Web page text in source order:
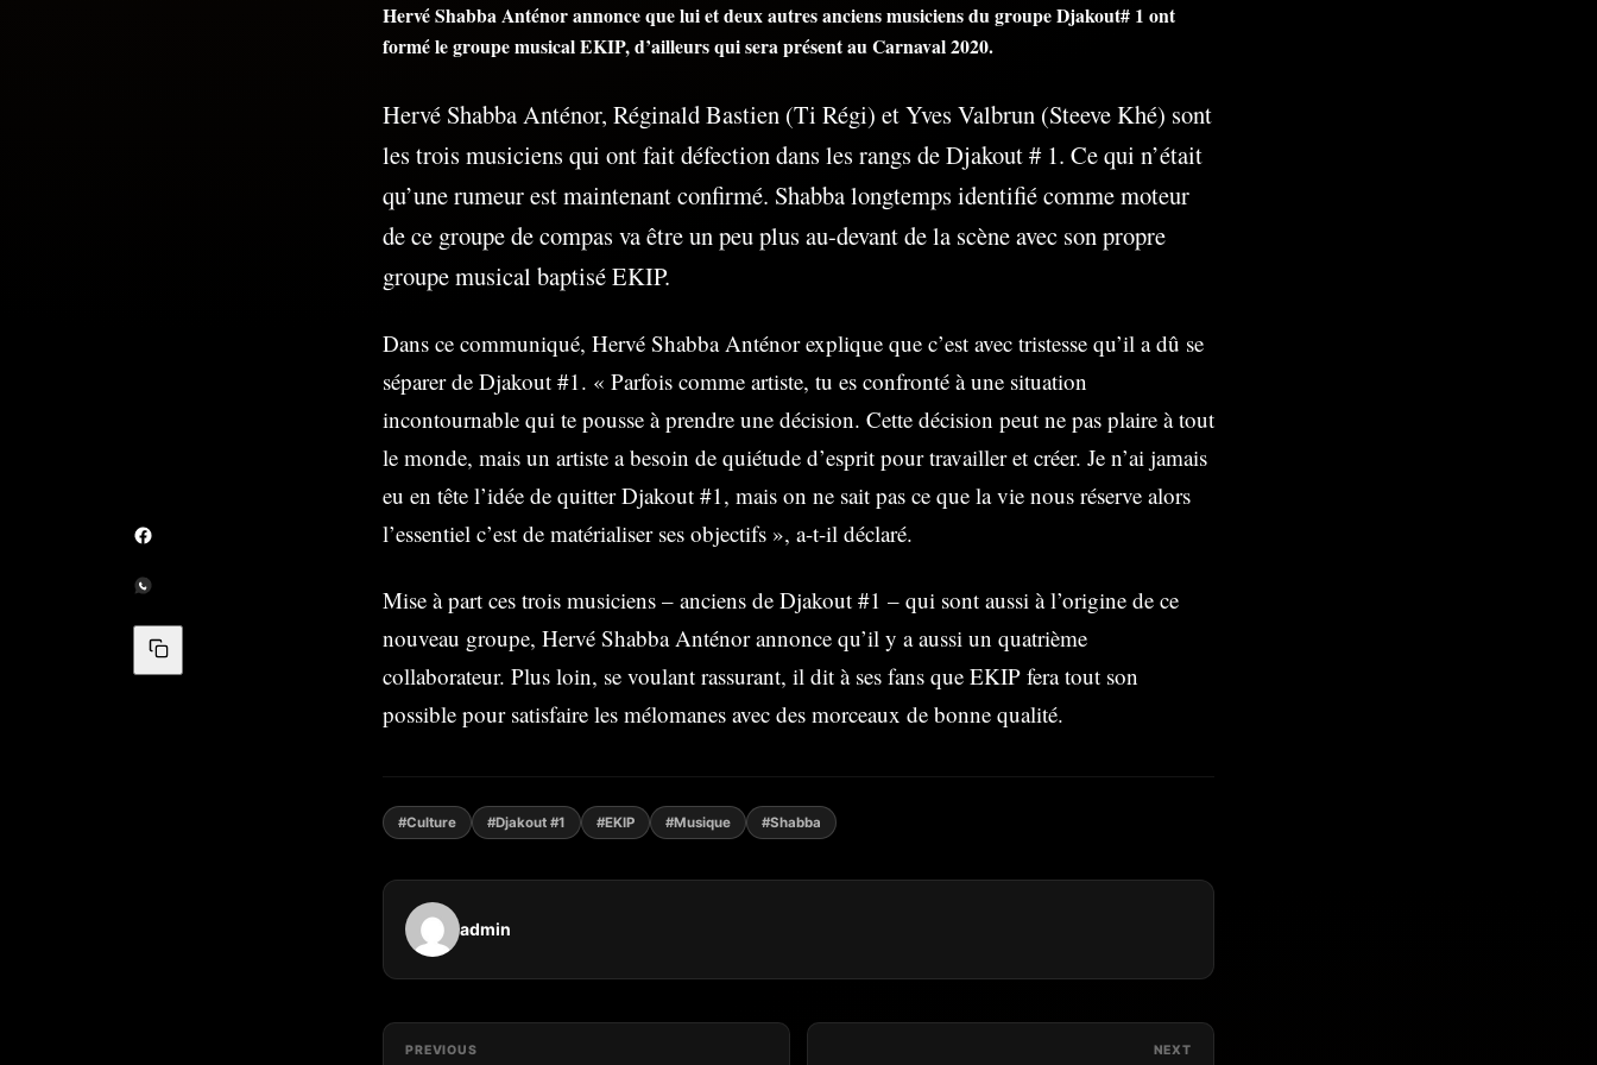
Hervé Shabba Anténor annonce que lui et deux autres anciens musiciens du groupe Djakout# 1 ont
formé le groupe musical EKIP, d’ailleurs qui sera présent au Carnaval 2020.
Hervé Shabba Anténor, Réginald Bastien (Ti Régi) et Yves Valbrun (Steeve Khé) sont
les trois musiciens qui ont fait défection dans les rangs de Djakout # 1. Ce qui n’était
qu’une rumeur est maintenant confirmé. Shabba longtemps identifié comme moteur
de ce groupe de compas va être un peu plus au-devant de la scène avec son propre
groupe musical baptisé EKIP.
Dans ce communiqué, Hervé Shabba Anténor explique que c’est avec tristesse qu’il a dû se
séparer de Djakout #1. « Parfois comme artiste, tu es confronté à une situation
incontournable qui te pousse à prendre une décision. Cette décision peut ne pas plaire à tout
le monde, mais un artiste a besoin de quiétude d’esprit pour travailler et créer. Je n’ai jamais
eu en tête l’idée de quitter Djakout #1, mais on ne sait pas ce que la vie nous réserve alors
l’essentiel c’est de matérialiser ses objectifs », a-t-il déclaré.
Mise à part ces trois musiciens – anciens de Djakout #1 – qui sont aussi à l’origine de ce
nouveau groupe, Hervé Shabba Anténor annonce qu’il y a aussi un quatrième
collaborateur. Plus loin, se voulant rassurant, il dit à ses fans que EKIP fera tout son
possible pour satisfaire les mélomanes avec des morceaux de bonne qualité.
#Culture #Djakout #1 #EKIP #Musique #Shabba
admin
PREVIOUS NEXT